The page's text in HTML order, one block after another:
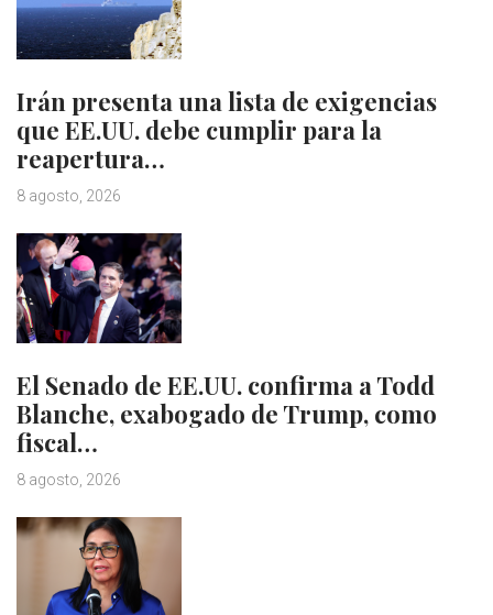
Irán presenta una lista de exigencias
que EE.UU. debe cumplir para la
reapertura…
8 agosto, 2026
El Senado de EE.UU. confirma a Todd
Blanche, exabogado de Trump, como
fiscal…
8 agosto, 2026